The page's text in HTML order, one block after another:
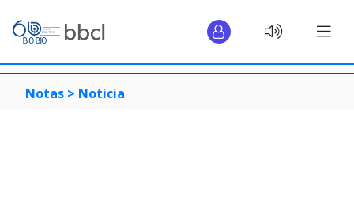
Notas > Noticia